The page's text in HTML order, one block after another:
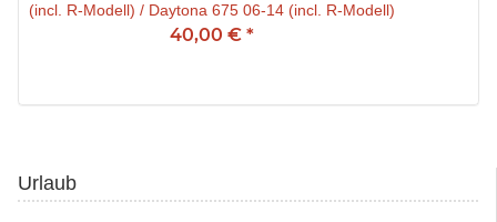
(incl. R-Modell) / Daytona 675 06-14 (incl. R-Modell)
40,00 € *
Urlaub